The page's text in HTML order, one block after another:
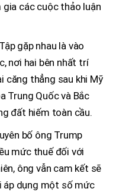
các cuộc thảo luận
gặp nhau là vào
nơi hai bên nhất trí
căng thẳng sau khi Mỹ
Trung Quốc và Bắc
đất hiếm toàn cầu.
bố ông Trump
mức thuế đối với
ông vẫn cam kết sẽ
áp dụng một số mức